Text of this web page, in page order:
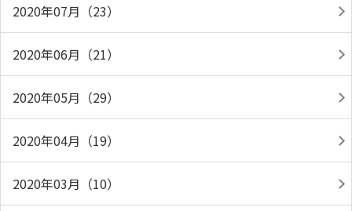
2020年07月（23）
2020年06月（21）
2020年05月（29）
2020年04月（19）
2020年03月（10）